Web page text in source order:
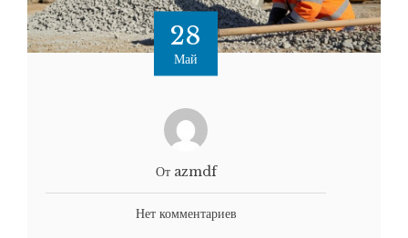
28
Май
От azmdf
Нет комментариев